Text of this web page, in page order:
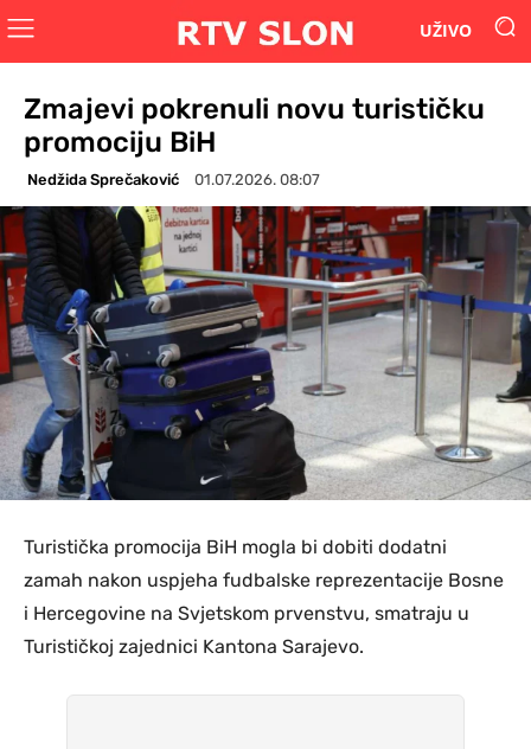
UŽIVO
Zmajevi pokrenuli novu turističku
promociju BiH
Nedžida Sprečaković 01.07.2026. 08:07
Turistička promocija BiH mogla bi dobiti dodatni
zamah nakon uspjeha fudbalske reprezentacije Bosne
i Hercegovine na Svjetskom prvenstvu, smatraju u
Turističkoj zajednici Kantona Sarajevo.